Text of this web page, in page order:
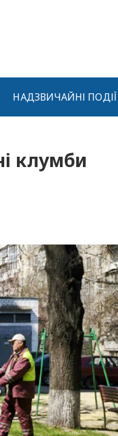
НАДЗВИЧАЙНІ ПОДІЇ
клумби